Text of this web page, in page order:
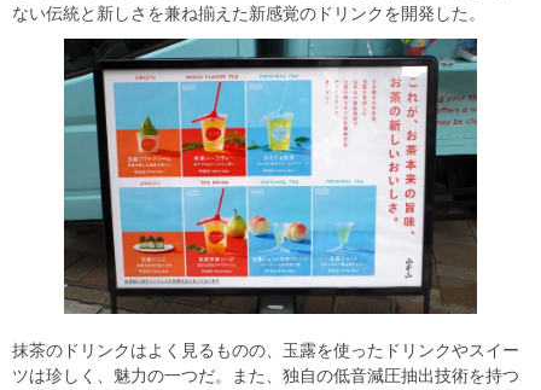
ない伝統と新しさを兼ね揃えた新感覚のドリンクを開発した。
抹茶のドリンクはよく見るものの、玉露を使ったドリンクやスイー
ツは珍しく、魅力の一つだ。また、独自の低音減圧抽出技術を持つ